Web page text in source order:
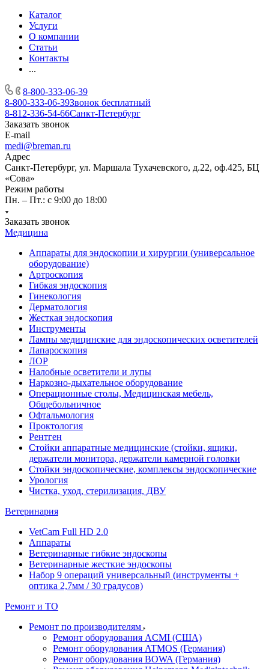
Каталог
Услуги
О компании
Статьи
Контакты
...
8-800-333-06-39
8-800-333-06-39Звонок бесплатный
8-812-336-54-66Санкт-Петербург
Заказать звонок
E-mail
medi@breman.ru
Адрес
Санкт-Петербург, ул. Маршала Тухачевского, д.22, оф.425, БЦ
«Сова»
Режим работы
Пн. – Пт.: с 9:00 до 18:00
Заказать звонок
Медицина
Аппараты для эндоскопии и хирургии (универсальное
оборудование)
Артроскопия
Гибкая эндоскопия
Гинекология
Дерматология
Жесткая эндоскопия
Инструменты
Лампы медицинские для эндоскопических осветителей
Лапароскопия
ЛОР
Налобные осветители и лупы
Наркозно-дыхательное оборудование
Операционные столы, Медицинская мебель,
Общебольничное
Офтальмология
Проктология
Рентген
Стойки аппаратные медицинские (стойки, ящики,
держатели монитора, держатели камерной головки
Стойки эндоскопические, комплексы эндоскопические
Урология
Чистка, уход, стерилизация, ДВУ
Ветеринария
VetCam Full HD 2.0
Аппараты
Ветеринарные гибкие эндоскопы
Ветеринарные жесткие эндоскопы
Набор 9 операций универсальный (инструменты +
оптика 2,7мм / 30 градусов)
Ремонт и ТО
Ремонт по производителям
Ремонт оборудования ACMI (США)
Ремонт оборудования ATMOS (Германия)
Ремонт оборудования BOWA (Германия)